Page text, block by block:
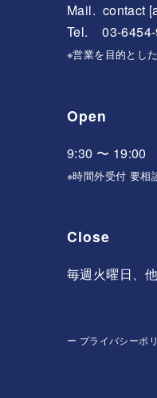
Mail. contact
Tel. 03-
※営業を目的とし
Open
9:30 〜 19:00
※時間外受付 要相
Close
毎週火曜日、
ー プライバシーポ